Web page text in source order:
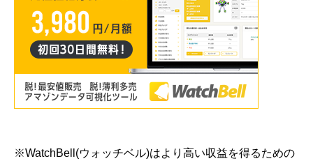
※WatchBell(ウォッチベル)はより高い収益を得るための